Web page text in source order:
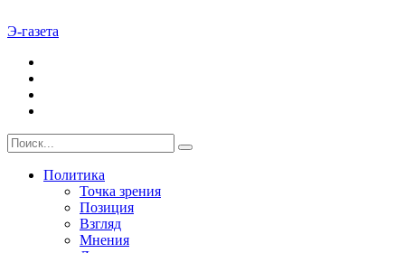
Э-газета
Политика
Точка зрения
Позиция
Взгляд
Мнения